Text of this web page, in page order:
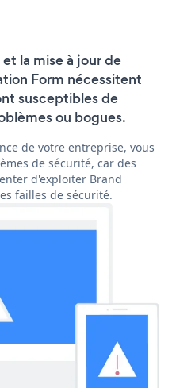
la mise à jour de
Form nécessitent
susceptibles de
ou bogues.
de votre entreprise, vous
de sécurité, car des
d'exploiter Brand
failles de sécurité.